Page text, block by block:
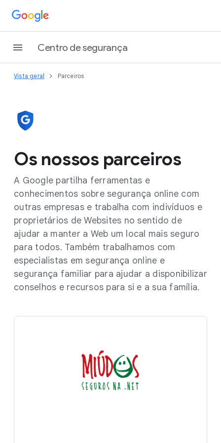
Centro de segurança
Vista geral Parceiros
Os nossos parceiros
A Google partilha ferramentas e
conhecimentos sobre segurança online com
outras empresas e trabalha com indivíduos e
proprietários de Websites no sentido de
ajudar a manter a Web um local mais seguro
para todos. Também trabalhamos com
especialistas em segurança online e
segurança familiar para ajudar a disponibilizar
conselhos e recursos para si e a sua família.